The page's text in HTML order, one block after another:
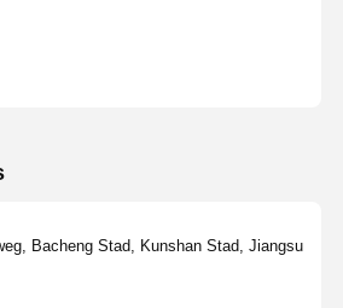
Bacheng Stad, Kunshan Stad, Jiangsu